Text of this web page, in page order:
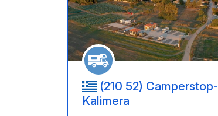
(210 52) Camperstop-
Kalimera